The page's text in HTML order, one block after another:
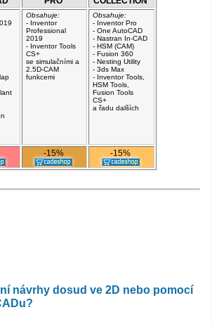
Obsahuje:
- Inventor
Professional
2019
- Inventor Tools
CS+
se simulačními a
2.5D-CAM
funkcemi
Obsahuje:
- Inventor Pro
- One AutoCAD
- Nastran In-CAD
- HSM (CAM)
- Fusion 360
- Nesting Utility
- 3ds Max
- Inventor Tools,
HSM Tools,
Fusion Tools
CS+
a řadu dalších
-15% -15%
návrhy dosud ve 2D nebo pomocí